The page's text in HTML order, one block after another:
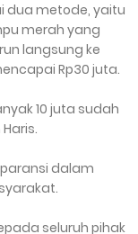
dua metode, yaitu
merah yang
langsung ke
Rp30 juta.
10 juta sudah
dalam
seluruh pihak